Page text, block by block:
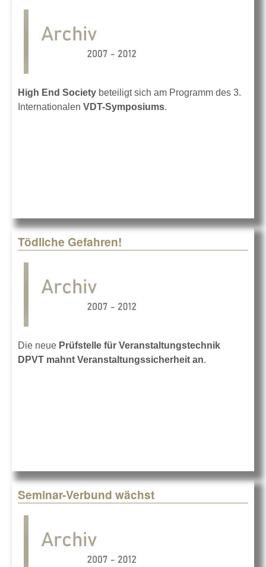
High End Society beteiligt sich am Programm des 3.
Internationalen VDT-Symposiums.
Tödliche Gefahren!
Die neue Prüfstelle für Veranstaltungstechnik
DPVT mahnt Veranstaltungssicherheit an.
Seminar-Verbund wächst